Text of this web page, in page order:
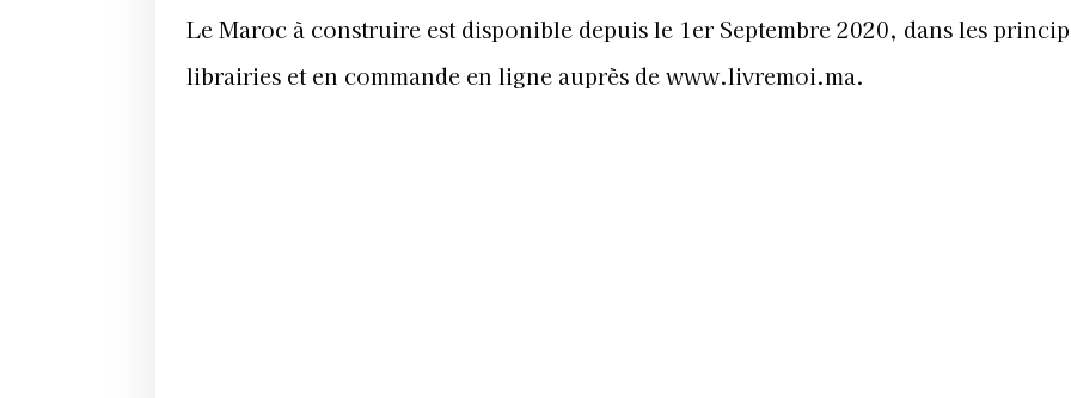
Le Maroc à construire est disponible depuis le 1er Septembre 2020, dans les
librairies et en commande en ligne auprès dewww.livremoi.ma.